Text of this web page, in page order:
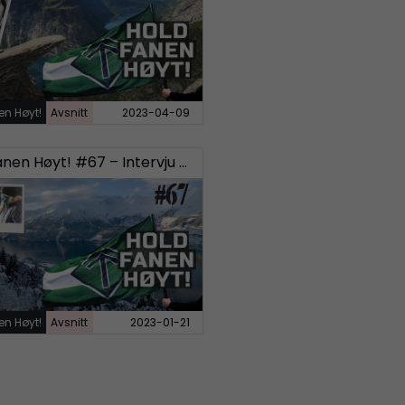
Høyt! Avsnitt 2023-04-09
Hold Fanen Høyt! #67 – Intervju med tidligere SD-politikere
Høyt! Avsnitt 2023-01-21